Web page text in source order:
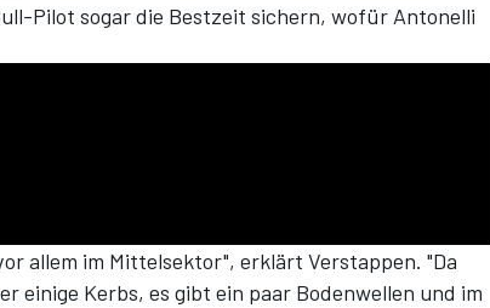
Pilot sogar die Bestzeit sichern, wofür Antonelli
allem im Mittelsektor", erklärt Verstappen. "Da
einige Kerbs, es gibt ein paar Bodenwellen und im